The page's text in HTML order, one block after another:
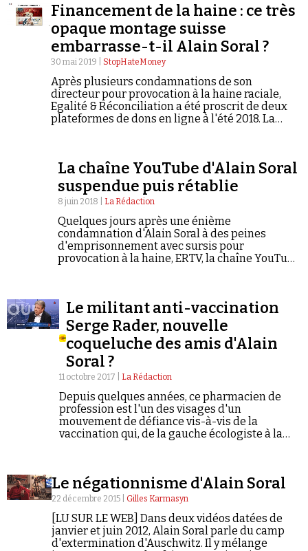
Financement de la haine : ce très
opaque montage suisse
embarrasse-t-il Alain Soral ?
30 mai 2019 | StopHateMoney
Après plusieurs condamnations de son
directeur pour provocation à la haine raciale,
Egalité & Réconciliation a été proscrit de deux
plateformes de dons en ligne à l'été 2018. La
#StopHateMoney.
La chaîne YouTube d'Alain Soral
suspendue puis rétablie
8 juin 2018 | La Rédaction
Quelques jours après une énième
condamnation d'Alain Soral à des peines
d'emprisonnement avec sursis pour
provocation à la haine, ERTV, la chaîne YouTube
Le militant anti-vaccination
Serge Rader, nouvelle
coqueluche des amis d'Alain
Soral ?
11 octobre 2017 | La Rédaction
Depuis quelques années, ce pharmacien de
profession est l'un des visages d'un
mouvement de défiance vis-à-vis de la
vaccination qui, de la gauche écologiste à la
Le négationnisme d'Alain Soral
22 décembre 2015 | Gilles Karmasyn
[LU SUR LE WEB] Dans deux vidéos datées de
janvier et juin 2012, Alain Soral parle du camp
d'extermination d'Auschwitz. Il y mélange